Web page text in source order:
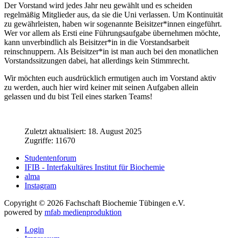
Der Vorstand wird jedes Jahr neu gewählt und es scheiden
regelmäßig Mitglieder aus, da sie die Uni verlassen. Um Kontinuität
zu gewährleisten, haben wir sogenannte Beisitzer*innen eingeführt.
Wer vor allem als Ersti eine Führungsaufgabe übernehmen möchte,
kann unverbindlich als Beisitzer*in in die Vorstandsarbeit
reinschnuppern. Als Beisitzer*in ist man auch bei den monatlichen
Vorstandssitzungen dabei, hat allerdings kein Stimmrecht.
Wir möchten euch ausdrücklich ermutigen auch im Vorstand aktiv
zu werden, auch hier wird keiner mit seinen Aufgaben allein
gelassen und du bist Teil eines starken Teams!
Zuletzt aktualisiert: 18. August 2025
Zugriffe: 11670
Studentenforum
IFIB - Interfakultäres Institut für Biochemie
alma
Instagram
Copyright © 2026 Fachschaft Biochemie Tübingen e.V.
powered by mfab medienproduktion
Login